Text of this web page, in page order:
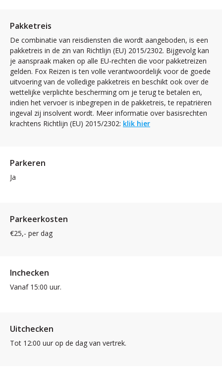
Pakketreis
De combinatie van reisdiensten die wordt aangeboden, is een
pakketreis in de zin van Richtlijn (EU) 2015/2302. Bijgevolg kan
je aanspraak maken op alle EU-rechten die voor pakketreizen
gelden. Fox Reizen is ten volle verantwoordelijk voor de goede
uitvoering van de volledige pakketreis en beschikt ook over de
wettelijke verplichte bescherming om je terug te betalen en,
indien het vervoer is inbegrepen in de pakketreis, te repatriëren
ingeval zij insolvent wordt. Meer informatie over basisrechten
krachtens Richtlijn (EU) 2015/2302: klik hier
Parkeren
Ja
Parkeerkosten
€25,- per dag
Inchecken
Vanaf 15:00 uur.
Uitchecken
Tot 12:00 uur op de dag van vertrek.